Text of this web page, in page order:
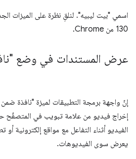
اسمي "بيت ليبيه". لنلقِ نظرة على الميزات
130 من Chrome.
عرض المستندات في وضع
إنّ واجهة برمجة التطبيقات لميزة "نافذة ضمن
إخراج فيديو من علامة تبويب في المتصفّح
الفيديو أثناء التفاعل مع مواقع إلكترونية أو
يعرض سوى الفيديوهات.